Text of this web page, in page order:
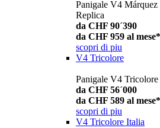
Panigale V4
Replica
da CHF 90´390
da CHF 959 al mese*
scopri di piu
V4 Tricolore
Panigale V4 Tricolore
da CHF 56´000
da CHF 589 al mese*
scopri di piu
V4 Tricolore Italia